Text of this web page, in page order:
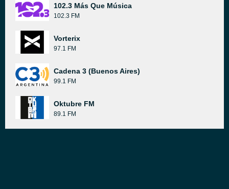
102.3 Más Que Música
102.3 FM
Vorterix
97.1 FM
Cadena 3 (Buenos Aires)
99.1 FM
Oktubre FM
89.1 FM